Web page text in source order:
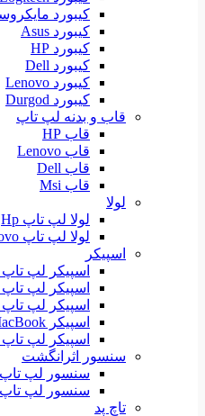
کیبورد
کیبورد Asus
کیبورد HP
کیبورد Dell
کیبورد Lenovo
کیبورد Durgod
قاب و بدنه لپ تاپ
قاب HP
قاب Lenovo
قاب Dell
قاب Msi
لولا
لولا لپ تاپ Hp
لولا لپ تاپ Lenovo
اسپیکر
اسپیکر لپ تاپ Asus
اسپیکر لپ تاپ Dell
اسپیکر لپ تاپ Hp
اسپیکر MacBook
اسپیکر لپ تاپ Lenovo
سنسور اثرانگشت
سنسور لپ تاپ HP
سنسور لپ تاپ Dell
تاچ پد